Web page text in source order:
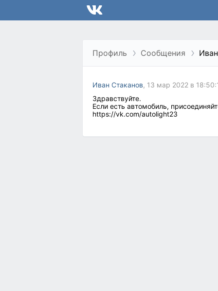
Профиль Сообщения
Иван Стаканов, 13 мар 2022 в
Здравствуйте.
Если есть автомобиль,
https://vk.com/autolight23